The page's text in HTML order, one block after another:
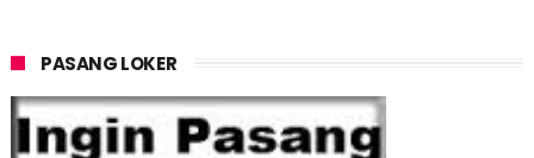
PASANG LOKER